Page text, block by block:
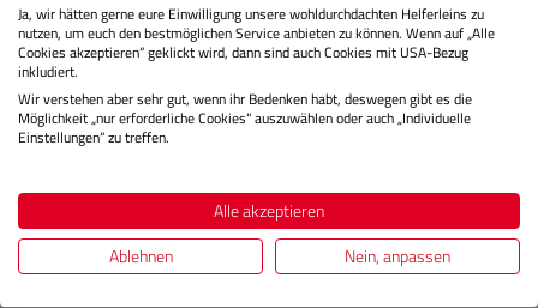
Nicht Lagernd
Ja, wir hätten gerne eure Einwilligung unsere wohldurchdachten Helferleins zu
nutzen, um euch den bestmöglichen Service anbieten zu können. Wenn auf „Alle
Cookies akzeptieren“ geklickt wird, dann sind auch Cookies mit USA-Bezug
inkludiert.
Wir verstehen aber sehr gut, wenn ihr Bedenken habt, deswegen gibt es die
Möglichkeit „nur erforderliche Cookies“ auszuwählen oder auch „Individuelle
Einstellungen“ zu treffen.
Alle akzeptieren
Ablehnen
Nein, anpassen